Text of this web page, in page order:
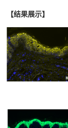
【结果展示】